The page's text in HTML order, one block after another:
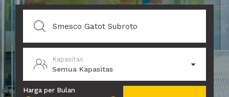
Kapasitas
Semua Kapasitas
Harga per Bulan